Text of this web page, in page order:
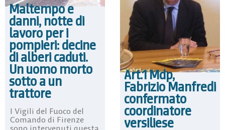
Maltempo e
danni, notte di
lavoro per i
pompieri: decine
di alberi caduti.
Un uomo morto
sotto a un
trattore
I Vigili del Fuoco del
Comando di Firenze
Art.1 Mdp,
Fabrizio Manfredi
confermato
coordinatore
versiliese